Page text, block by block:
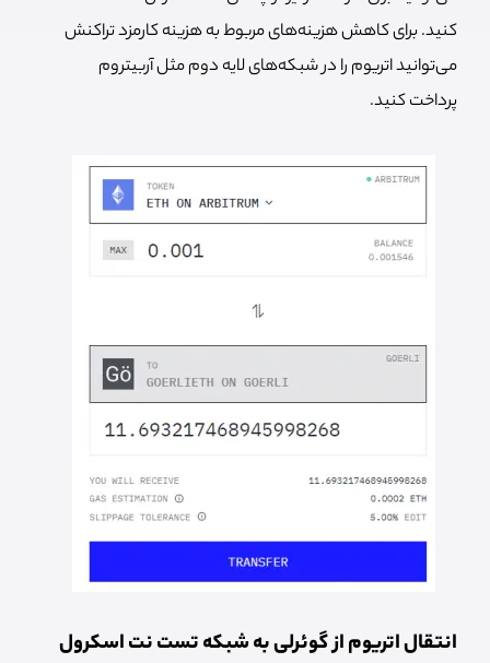
کنید. برای کاهش هزینه‌های مربوط به هزینه کارمزد تراکنش
می‌توانید اتریوم را در شبکه‌های لایه دوم مثل آربیتروم
پرداخت کنید.
انتقال اتریوم از گوئرلی به شبکه تست نت اسکرول